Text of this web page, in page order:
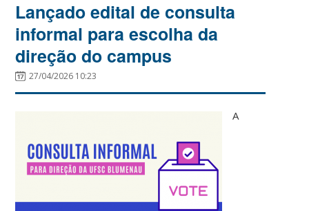
Lançado edital de consulta
informal para escolha da
direção do campus
27/04/2026 10:23
A